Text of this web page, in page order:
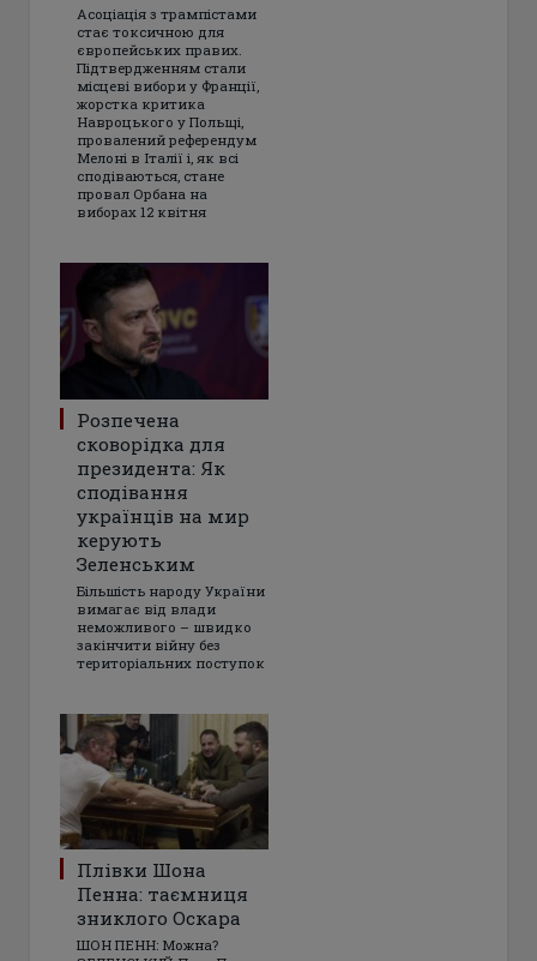
Асоціація з трампістами
стає токсичною для
європейських правих.
Підтвердженням стали
місцеві вибори у Франції,
жорстка критика
Навроцького у Польщі,
провалений референдум
Мелоні в Італії і, як всі
сподіваються, стане
провал Орбана на
виборах 12 квітня
Розпечена
сковорідка для
президента: Як
сподівання
українців на мир
керують
Зеленським
Більшість народу України
вимагає від влади
неможливого – швидко
закінчити війну без
територіальних поступок
Плівки Шона
Пенна: таємниця
зниклого Оскара
ШОН ПЕНН: Можна?